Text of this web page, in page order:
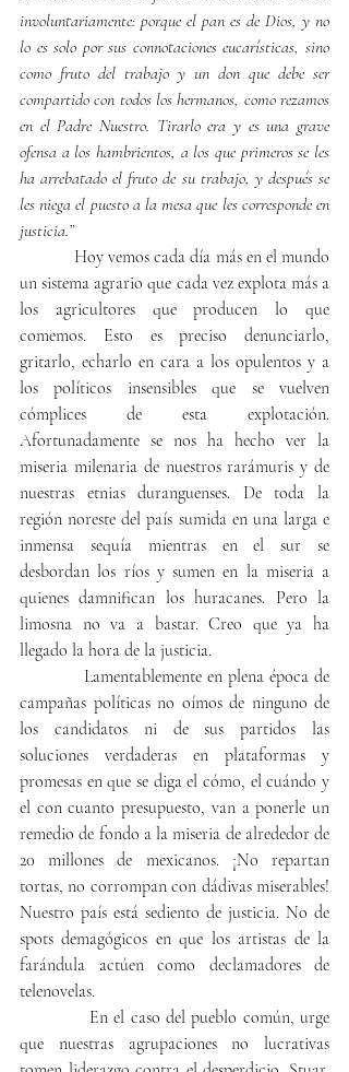
involuntariamente: porque el pan es de Dios, y no
lo es solo por sus connotaciones eucarísticas, sino
como fruto del trabajo y un don que debe ser
compartido con todos los hermanos, como rezamos
en el Padre Nuestro. Tirarlo era y es una grave
ofensa a los hambrientos, a los que primeros se les
ha arrebatado el fruto de su trabajo, y después se
les niega el puesto a la mesa que les corresponde en
justicia.”
Hoy vemos cada día más en el mundo
un sistema agrario que cada vez explota más a
los agricultores que producen lo que
comemos. Esto es preciso denunciarlo,
gritarlo, echarlo en cara a los opulentos y a
los políticos insensibles que se vuelven
cómplices de esta explotación.
Afortunadamente se nos ha hecho ver la
miseria milenaria de nuestros rarámuris y de
nuestras etnias duranguenses. De toda la
región noreste del país sumida en una larga e
inmensa sequía mientras en el sur se
desbordan los ríos y sumen en la miseria a
quienes damnifican los huracanes. Pero la
limosna no va a bastar. Creo que ya ha
llegado la hora de la justicia.
Lamentablemente en plena época de
campañas políticas no oímos de ninguno de
los candidatos ni de sus partidos las
soluciones verdaderas en plataformas y
promesas en que se diga el cómo, el cuándo y
el con cuanto presupuesto, van a ponerle un
remedio de fondo a la miseria de alrededor de
20 millones de mexicanos. ¡No repartan
tortas, no corrompan con dádivas miserables!
Nuestro país está sediento de justicia. No de
spots demagógicos en que los artistas de la
farándula actúen como declamadores de
telenovelas.
En el caso del pueblo común, urge
que nuestras agrupaciones no lucrativas